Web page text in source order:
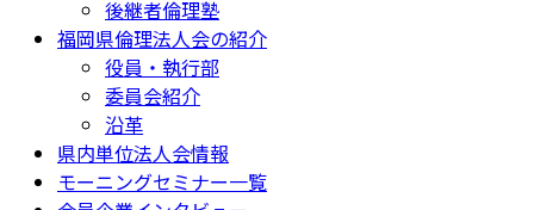
後継者倫理塾
福岡県倫理法人会の紹介
役員・執行部
委員会紹介
沿革
県内単位法人会情報
モーニングセミナー一覧